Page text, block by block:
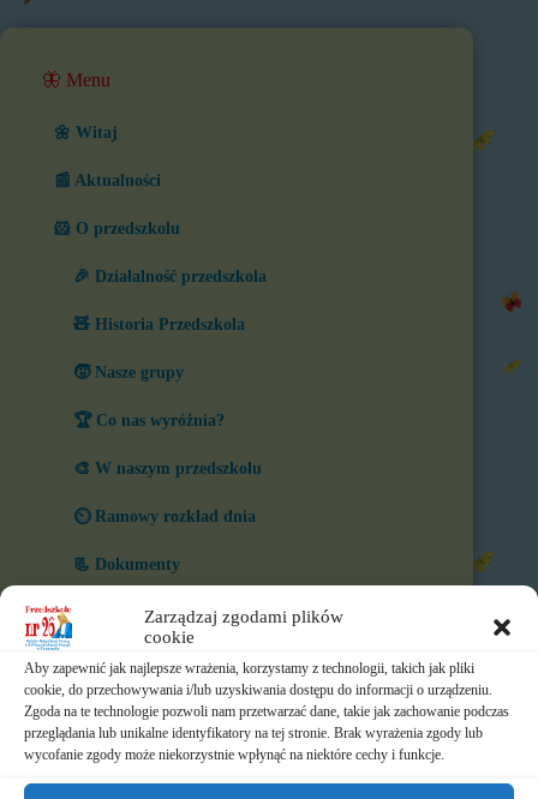
Zarządzaj zgodami plików
cookie
Aby zapewnić jak najlepsze wrażenia, korzystamy z technologii, takich jak pliki
cookie, do przechowywania i/lub uzyskiwania dostępu do informacji o urządzeniu.
Zgoda na te technologie pozwoli nam przetwarzać dane, takie jak zachowanie podczas
przeglądania lub unikalne identyfikatory na tej stronie. Brak wyrażenia zgody lub
wycofanie zgody może niekorzystnie wpłynąć na niektóre cechy i funkcje.
🦋 Menu
🌼 Witaj
📰 Aktualności
🐹 O przedszkolu
🎉 Działalność przedszkola
🧸 Historia Przedszkola
🧒 Nasze grupy
🏆 Co nas wyróżnia?
🎨 W naszym przedszkolu
⏲️ Ramowy rozkład dnia
📃 Dokumenty
⛪ Historia Zgromadzenia
📧 Kontakt
📸 Albumy
🚸 Rekrutacja